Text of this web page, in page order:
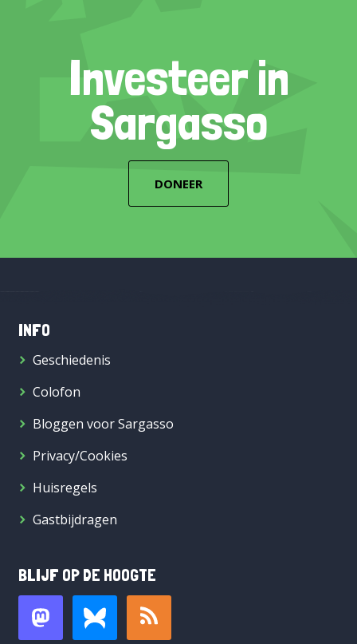
Investeer in
Sargasso
DONEER
INFO
Geschiedenis
Colofon
Bloggen voor Sargasso
Privacy/Cookies
Huisregels
Gastbijdragen
BLIJF OP DE HOOGTE